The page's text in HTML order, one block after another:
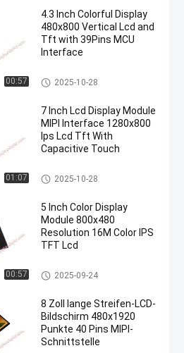
00:57
4.3 Inch Colorful Display
480x800 Vertical Lcd and
Tft with 39Pins MCU
Interface
TFT-LCD-Display
2025-10-28
01:07
7 Inch Lcd Display Module
MIPI Interface 1280x800
Ips Lcd Tft With
Capacitive Touch
TFT-LCD-Display
2025-10-28
00:57
5 Inch Color Display
Module 800x480
Resolution 16M Color IPS
TFT Lcd
TFT-LCD-Display
2025-09-24
8 Zoll lange Streifen-LCD-
Bildschirm 480x1920
Punkte 40 Pins MIPI-
Schnittstelle